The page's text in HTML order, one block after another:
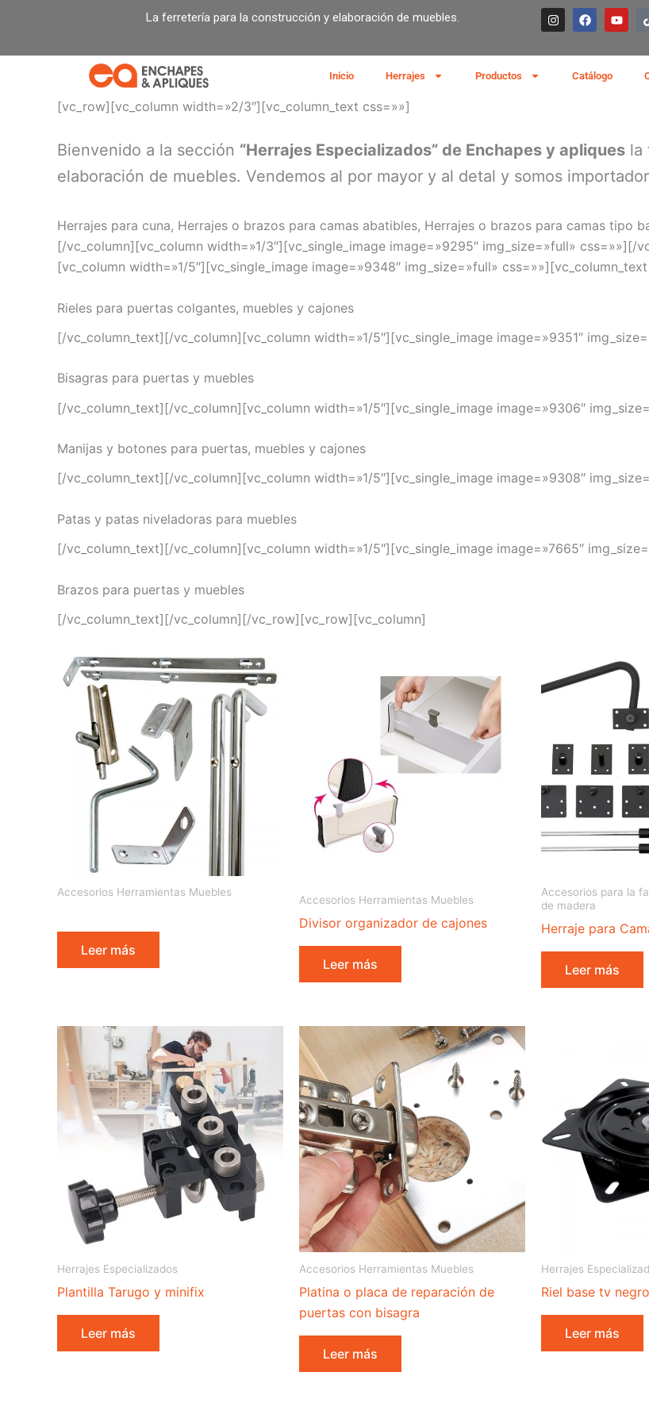
La ferretería para la construcción y elaboración de muebles. I
n
s
a
F
a
c
b
o
o
Y
o
u
u
Inicio Herrajes Productos Catálogo
[vc_row][vc_column width=»2/3″][vc_column_text css=»»]
Bienvenido a la sección “Herrajes Especializados” de Enchapes y apliques la
elaboración de muebles. Vendemos al por mayor y al detal y somos
Herrajes para cuna, Herrajes o brazos para camas abatibles, Herrajes o brazos para camas tipo
[/vc_column][vc_column width=»1/3″][vc_single_image image=»9295″ img_size=»full» css=»»][/
[vc_column width=»1/5″][vc_single_image image=»9348″ img_size=»full»
Rieles para puertas colgantes, muebles y cajones
[/vc_column_text][/vc_column][vc_column width=»1/5″][vc_single_image image=»9351″
Bisagras para puertas y muebles
[/vc_column_text][/vc_column][vc_column width=»1/5″][vc_single_image image=»9306″
Manijas y botones para puertas, muebles y cajones
[/vc_column_text][/vc_column][vc_column width=»1/5″][vc_single_image image=»9308″
Patas y patas niveladoras para muebles
[/vc_column_text][/vc_column][vc_column width=»1/5″][vc_single_image image=»7665″
Brazos para puertas y muebles
[/vc_column_text][/vc_column][/vc_row][vc_row][vc_column]
Accesorios Herramientas Muebles
Leer más
Accesorios Herramientas Muebles
Divisor organizador de cajones
Leer más
Accesorios para la
de madera
Herraje para
Leer más
Herrajes Especializados
Plantilla Tarugo y minifix
Leer más
Accesorios Herramientas Muebles
Platina o placa de reparación de
puertas con bisagra
Leer más
Herrajes
Riel base tv negro
Leer más